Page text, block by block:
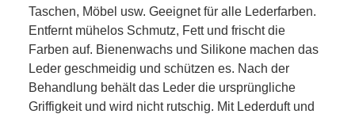
Taschen, Möbel usw. Geeignet für alle Lederfarben.
Entfernt mühelos Schmutz, Fett und frischt die
Farben auf. Bienenwachs und Silikone machen das
Leder geschmeidig und schützen es. Nach der
Behandlung behält das Leder die ursprüngliche
Griffigkeit und wird nicht rutschig. Mit Lederduft und